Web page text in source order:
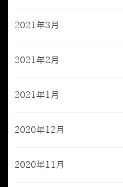
2021年3月
2021年2月
2021年1月
2020年12月
2020年11月